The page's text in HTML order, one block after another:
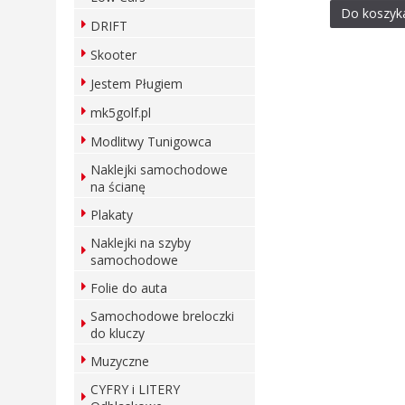
DRIFT
Skooter
Jestem Pługiem
mk5golf.pl
Modlitwy Tunigowca
Naklejki samochodowe
na ścianę
Plakaty
Naklejki na szyby
samochodowe
Folie do auta
Samochodowe breloczki
do kluczy
Muzyczne
CYFRY i LITERY
Do